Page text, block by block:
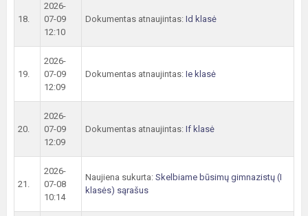
18.
2026-
07-09
12:10
Dokumentas atnaujintas: Id klasė
19.
2026-
07-09
12:09
Dokumentas atnaujintas: Ie klasė
20.
2026-
07-09
12:09
Dokumentas atnaujintas: If klasė
21.
2026-
07-08
10:14
Naujiena sukurta: Skelbiame būsimų gimnazistų (I
klasės) sąrašus